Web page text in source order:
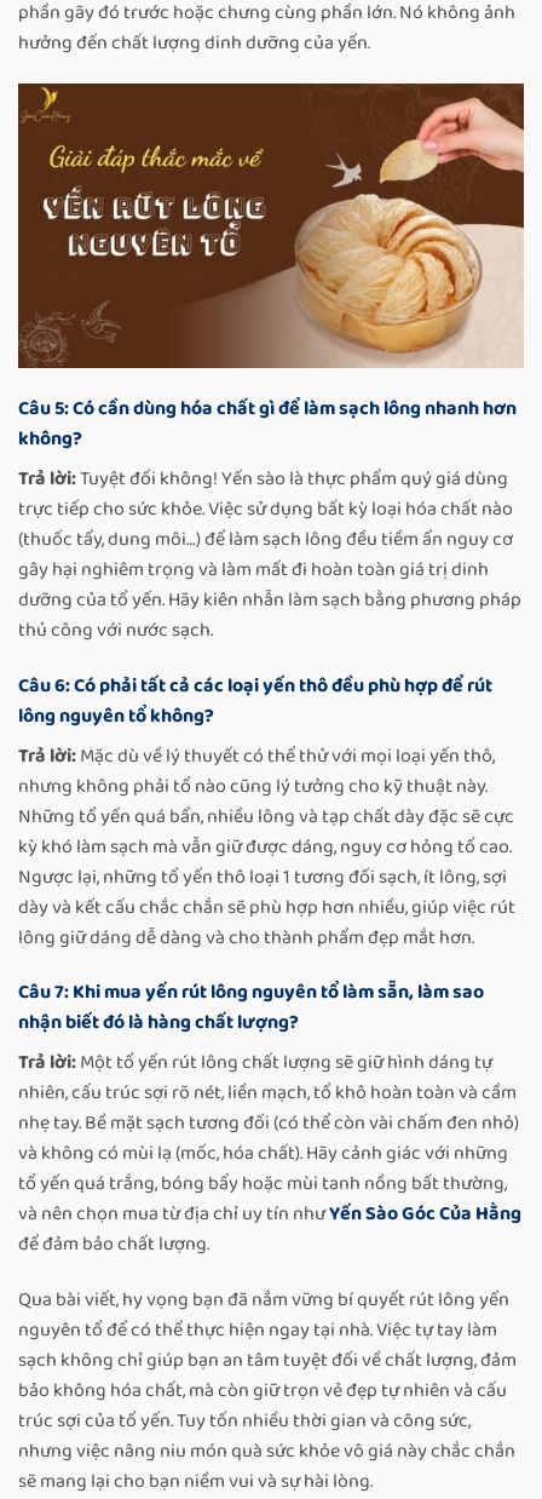
phần gãy đó trước hoặc chưng cùng phần lớn. Nó không ảnh
hưởng đến chất lượng dinh dưỡng của yến.
Câu 5: Có cần dùng hóa chất gì để làm sạch lông nhanh hơn
không?
Trả lời:Tuyệt đối không! Yến sào là thực phẩm quý giá dùng
trực tiếp cho sức khỏe. Việc sử dụng bất kỳ loại hóa chất nào
(thuốc tẩy, dung môi…) để làm sạch lông đều tiềm ẩn nguy cơ
gây hại nghiêm trọng và làm mất đi hoàn toàn giá trị dinh
dưỡng của tổ yến. Hãy kiên nhẫn làm sạch bằng phương pháp
thủ công với nước sạch.
Câu 6: Có phải tất cả các loại yến thô đều phù hợp để rút
lông nguyên tổ không?
Trả lời:Mặc dù về lý thuyết có thể thử với mọi loại yến thô,
nhưng không phải tổ nào cũng lý tưởng cho kỹ thuật này.
Những tổ yến quá bẩn, nhiều lông và tạp chất dày đặc sẽ cực
kỳ khó làm sạch mà vẫn giữ được dáng, nguy cơ hỏng tổ cao.
Ngược lại, những tổ yến thô loại 1 tương đối sạch, ít lông, sợi
dày và kết cấu chắc chắn sẽ phù hợp hơn nhiều, giúp việc rút
lông giữ dáng dễ dàng và cho thành phẩm đẹp mắt hơn.
Câu 7: Khi mua yến rút lông nguyên tổ làm sẵn, làm sao
nhận biết đó là hàng chất lượng?
Trả lời:Một tổ yến rút lông chất lượng sẽ giữ hình dáng tự
nhiên, cấu trúc sợi rõ nét, liền mạch, tổ khô hoàn toàn và cầm
nhẹ tay. Bề mặt sạch tương đối (có thể còn vài chấm đen nhỏ)
và không có mùi lạ (mốc, hóa chất). Hãy cảnh giác với những
tổ yến quá trắng, bóng bẩy hoặc mùi tanh nồng bất thường,
và nên chọn mua từ địa chỉ uy tín nhưYến Sào Góc Của Hằng
để đảm bảo chất lượng.
Qua bài viết, hy vọng bạn đã nắm vững bí quyết rút lông yến
nguyên tổ để có thể thực hiện ngay tại nhà. Việc tự tay làm
sạch không chỉ giúp bạn an tâm tuyệt đối về chất lượng, đảm
bảo không hóa chất, mà còn giữ trọn vẻ đẹp tự nhiên và cấu
trúc sợi của tổ yến. Tuy tốn nhiều thời gian và công sức,
nhưng việc nâng niu món quà sức khỏe vô giá này chắc chắn
sẽ mang lại cho bạn niềm vui và sự hài lòng.